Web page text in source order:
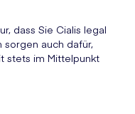
dass Sie Cialis legal
sorgen auch dafür,
stets im Mittelpunkt